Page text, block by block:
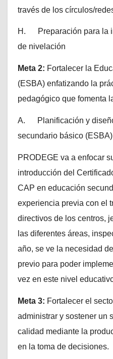
través de los círculos/
H. Preparación para la
de nivelación
Meta 2: Fortalecer la
(ESBA) enfatizando la
pedagógico que fomenta
A. Planificación y
secundario básico (ESBA)
PRODEGE va a enfocar
introducción del
CAP en educación
experiencia previa con el
directivos de los centros,
las diferentes áreas,
año, se ve la necesidad
previo para poder
vez en este nivel
Meta 3: Fortalecer el
administrar y sostener un
calidad mediante la
en la toma de decisiones.